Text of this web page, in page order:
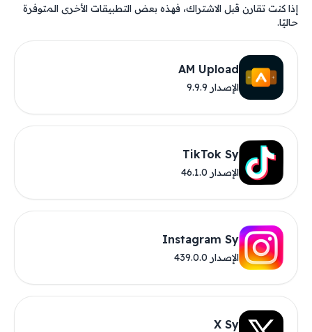
إذا كنت تقارن قبل الاشتراك، فهذه بعض التطبيقات الأخرى المتوفرة
حاليًا.
AM Upload
الإصدار 9.9.9
TikTok Sy
الإصدار 46.1.0
Instagram Sy
الإصدار 439.0.0
X Sy